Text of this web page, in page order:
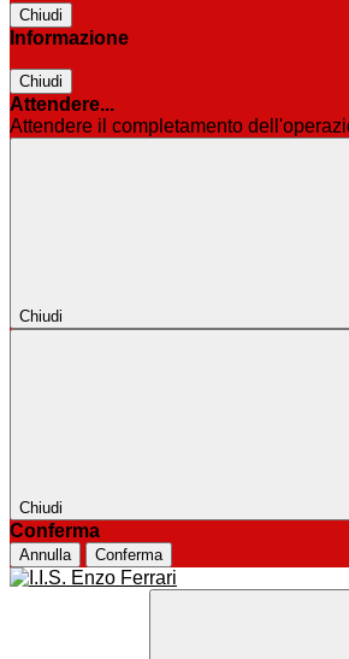
Chiudi
Informazione
Chiudi
Attendere...
Attendere il completamento
Chiudi
Chiudi
Conferma
Annulla Conferma